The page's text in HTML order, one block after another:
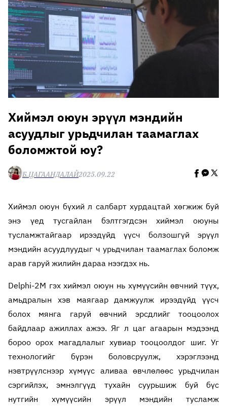
Хиймэл оюун эрүүл мэндийн
асуудлыг урьдчилан таамаглах
боломжтой юу?
Б.ЦАГААНДАЛАЙ2025.09.22
Хиймэл оюун бүхий л салбарт хурдацтай хөгжиж буй
энэ үед тусгайлан бэлтгэгдсэн хиймэл оюуны
тусламжтайгаар ирээдүйд үүсч болзошгүй эрүүл
мэндийн асуудлуудыг ч урьдчилан таамаглах боломж
арав гаруй жилийн дараа нээгдэх нь.
Delphi-2M гэх хиймэл оюун нь хүмүүсийн өвчний түүх,
амьдралын хэв маягаар дамжуулж ирээдүйд үүсч
болох мянга гаруй өвчний эрсдлийг тооцоолох
байдлаар ажиллах ажээ. Яг л цаг агаарын мэдээнд
бороо орох магадлалыг хувиар тооцоолдог шиг. Уг
технологийг бүрэн боловсруулж, хэрэглээнд
нэвтрүүлснээр хүмүүс аливаа өвчлөлөөс урьдчилан
сэргийлэх, эмнэлгүүд тухайн суурьшиж буй бүс
нутгийн хүмүүсийн эрүүл мэндийн тусламж